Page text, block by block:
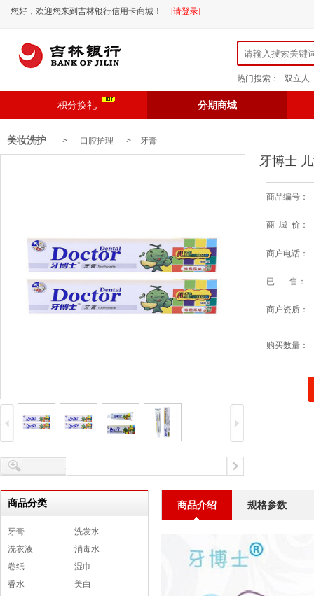
您好，欢迎您来到吉林银行信用卡商城！ [请登录]
热门搜索： 双立人
积分换礼 分期商城
美妆洗护 > 口腔护理 > 牙膏
牙博士
商品编号：
商 城 价：
商户电话：
已 售：
商户资质：
购买数量：
商品分类
牙膏
洗发水
洗衣液
消毒水
卷纸
湿巾
香水
美白
商品介绍 规格参数